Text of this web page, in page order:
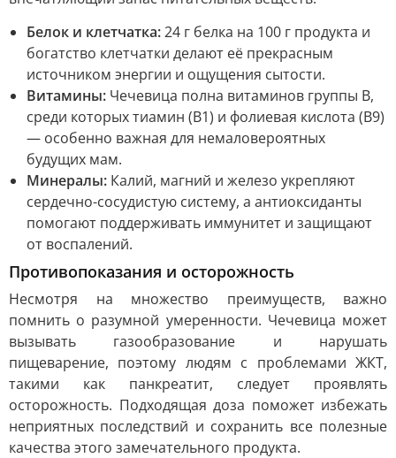
Белок и клетчатка:24 г белка на 100 г продукта и
богатство клетчатки делают её прекрасным
источником энергии и ощущения сытости.
Витамины: Чечевица полна витаминов группы В,
среди которых тиамин (В1) и фолиевая кислота (В9)
— особенно важная для немаловероятных
будущих мам.
Минералы: Калий, магний и железо укрепляют
сердечно-сосудистую систему, а антиоксиданты
помогают поддерживать иммунитет и защищают
от воспалений.
Противопоказания и осторожность
Несмотря на множество преимуществ, важно
помнить о разумной умеренности. Чечевица может
вызывать газообразование и нарушать
пищеварение, поэтому людям с проблемами ЖКТ,
такими как панкреатит, следует проявлять
осторожность. Подходящая доза поможет избежать
неприятных последствий и сохранить все полезные
качества этого замечательного продукта.